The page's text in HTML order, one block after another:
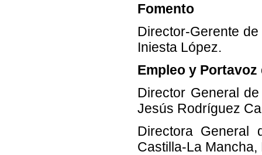
Fomento
Director-Gerente
Iniesta López.
Empleo y
Director General
Jesús Rodríguez
Directora General
Castilla-La